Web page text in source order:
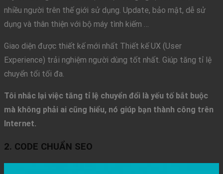
nhiều người trên thế giới sử dụng. Update, bảo mật, dễ sử
dụng và thân thiện với bộ máy tình kiếm …
Giao diện được thiết kế mới nhất Thiết kế UX (User
Experience) trải nghiệm người dùng tốt nhất. Giúp tăng tỉ lệ
chuyển tổi tối đa.
Tôi nhắc lại việc tăng tỉ lệ chuyển đổi là yếu tố bắt buộc
mà không phải ai cũng hiểu, nó giúp bạn thành công trên
Internet.
2. CODE CHUẨN SEO